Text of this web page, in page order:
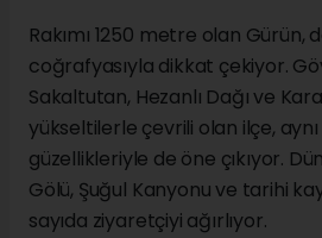
Rakımı 1250 metre olan Gürün,
coğrafyasıyla dikkat çekiyor.
Sakaltutan, Hezanlı Dağı ve
yükseltilerle çevrili olan ilçe,
güzellikleriyle de öne çıkıyor.
Gölü, Şuğul Kanyonu ve tarihi
sayıda ziyaretçiyi ağırlıyor.